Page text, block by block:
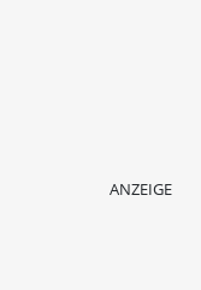
ANZEIGE